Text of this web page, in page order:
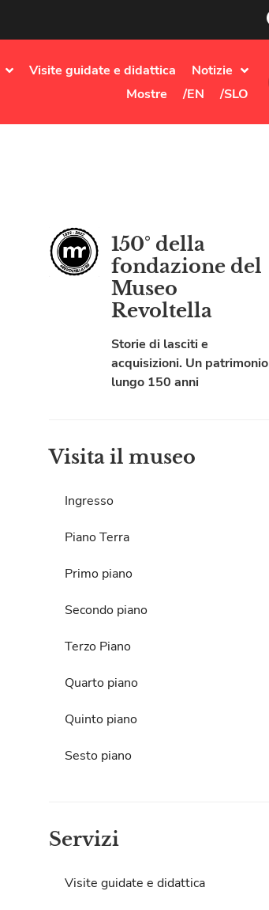
Visite guidate e didattica
Notizie
Mostre
/EN /SLO
150° della
fondazione del
Museo
Revoltella
Storie di lasciti e
acquisizioni. Un patrimonio
lungo 150 anni
Visita il museo
Ingresso
Piano Terra
Primo piano
Secondo piano
Terzo Piano
Quarto piano
Quinto piano
Sesto piano
Servizi
Visite guidate e didattica